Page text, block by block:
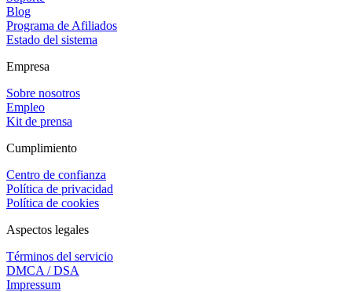
Blog
Programa de Afiliados
Estado del sistema
Empresa
Sobre nosotros
Empleo
Kit de prensa
Cumplimiento
Centro de confianza
Política de privacidad
Política de cookies
Aspectos legales
Términos del servicio
DMCA / DSA
Impressum